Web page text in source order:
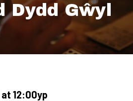
Dydd Gŵyl
12:00yp